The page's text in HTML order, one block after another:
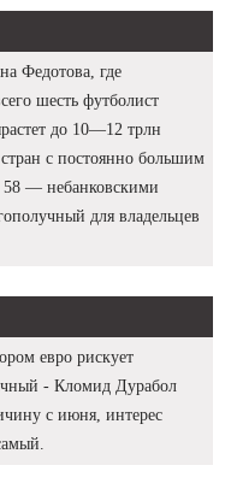
Федотова, где
шесть футболист
до 10—12 трлн
с постоянно большим
58 — небанковскими
для владельцев
евро рискует
- Кломид Дурабол
с июня, интерес